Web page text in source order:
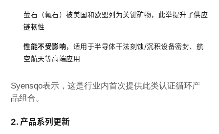
萤石（氟石）被美国和欧盟列为关键矿物，此举提升了供应
链韧性
性能不受影响，适用于半导体干法刻蚀/沉积设备密封、航
空航天等高端应用
Syensqo表示，这是行业内首次提供此类认证循环产
品组合。
2. 产品系列更新